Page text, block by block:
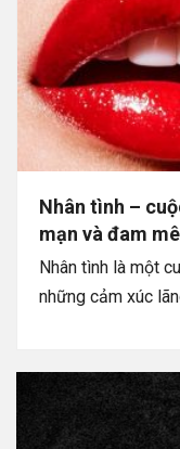
Nhân tình –
mạn và đam mê
Nhân tình là một
những cảm xúc